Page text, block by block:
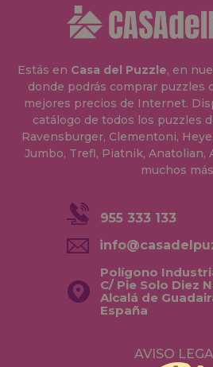
Estás en Casa del Puzzle, en
donde podrás comprar puzzles
mejores precios de Internet.
catálogo de todos los puzzles
Ravensburger, Clementoni,
Jumbo, Trefl, Piatnik, Anatolian,
muchos
955 333 133
Polígono
C/ Pie Solo Diez
Alcalá de
España
AVISO